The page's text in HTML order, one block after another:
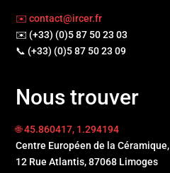
✉️ contact@ircer.fr
✉️ (+33) (0)5 87 50 23 03
📞 (+33) (0)5 87 50 23 09
Nous trouver
🌐 45.860417, 1.294194
Centre Européen de la Céramique,
12 Rue Atlantis, 87068 Limoges